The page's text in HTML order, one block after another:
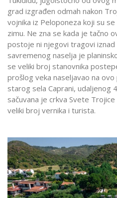
grad izgrađen odmah nakon
vojnika iz Peloponeza koji su
zimu. Ne zna se kada je tačno
postoje ni njegovi tragovi
savremenog naselja je
se veliki broj stanovnika
prošlog veka naseljavao na
starog sela Caprani, udaljenog
sačuvana je crkva Svete
veliki broj vernika i turista.